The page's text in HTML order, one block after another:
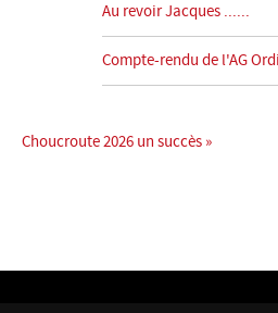
Au revoir Jacques ......
Compte-rendu de l'AG
Choucroute 2026 un succès »